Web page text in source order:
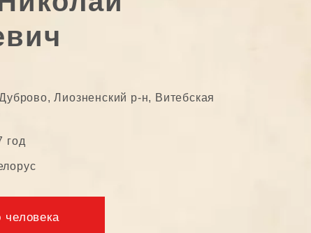
Лиозненский р-н, Витебская
год
человека